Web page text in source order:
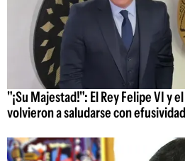
"¡Su Majestad!": El Rey Felipe VI y
volvieron a saludarse con